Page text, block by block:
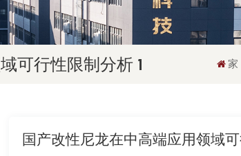
可行性限制分析 1 家
国产改性尼龙在中高端应用领域